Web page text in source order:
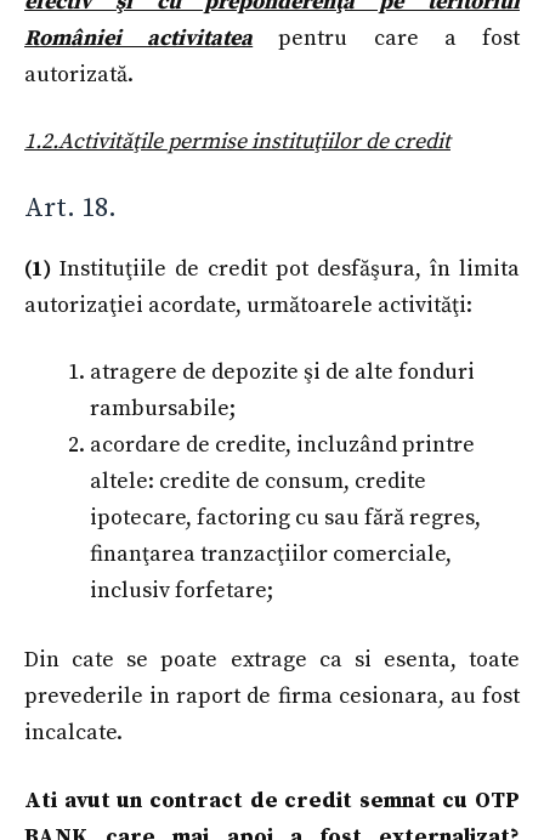
României activitatea pentru care a fost
autorizată.
1.2.Activităţile permise instituţiilor de credit
Art. 18.
(1) Instituţiile de credit pot desfăşura, în limita
autorizaţiei acordate, următoarele activităţi:
atragere de depozite şi de alte fonduri
rambursabile;
acordare de credite, incluzând printre
altele: credite de consum, credite
ipotecare, factoring cu sau fără regres,
finanţarea tranzacţiilor comerciale,
inclusiv forfetare;
Din cate se poate extrage ca si esenta, toate
prevederile in raport de firma cesionara, au fost
incalcate.
Ati avut un contract de credit semnat cu OTP